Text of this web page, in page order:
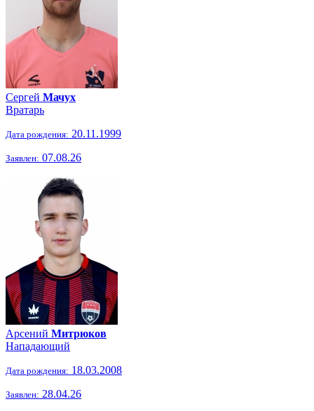
Сергей Мачух
Вратарь
Дата рождения: 20.11.1999
Заявлен: 07.08.26
Арсений Митрюков
Нападающий
Дата рождения: 18.03.2008
Заявлен: 28.04.26